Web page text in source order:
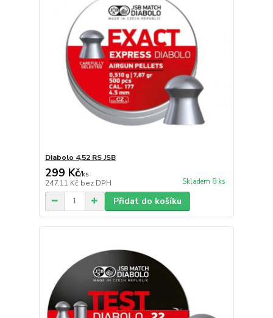
Diabolo 4,52 RS JSB
299 Kč/ks
247,11 Kč bez DPH Skladem 8 ks
Přidat do košíku